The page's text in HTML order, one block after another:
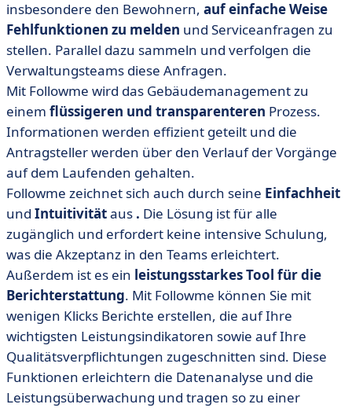
insbesondere den Bewohnern, auf einfache Weise
Fehlfunktionen zu melden und Serviceanfragen zu
stellen. Parallel dazu sammeln und verfolgen die
Verwaltungsteams diese Anfragen.
Mit Followme wird das Gebäudemanagement zu
einem flüssigeren und transparenteren Prozess.
Informationen werden effizient geteilt und die
Antragsteller werden über den Verlauf der Vorgänge
auf dem Laufenden gehalten.
Followme zeichnet sich auch durch seine Einfachheit
und Intuitivitätaus . Die Lösung ist für alle
zugänglich und erfordert keine intensive Schulung,
was die Akzeptanz in den Teams erleichtert.
Außerdem ist es ein leistungsstarkes Tool für die
Berichterstattung. Mit Followme können Sie mit
wenigen Klicks Berichte erstellen, die auf Ihre
wichtigsten Leistungsindikatoren sowie auf Ihre
Qualitätsverpflichtungen zugeschnitten sind. Diese
Funktionen erleichtern die Datenanalyse und die
Leistungsüberwachung und tragen so zu einer